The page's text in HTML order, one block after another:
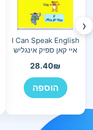
‹
I Can Speak English
איי קאן ספיק אינגליש
28.40₪
הוספה